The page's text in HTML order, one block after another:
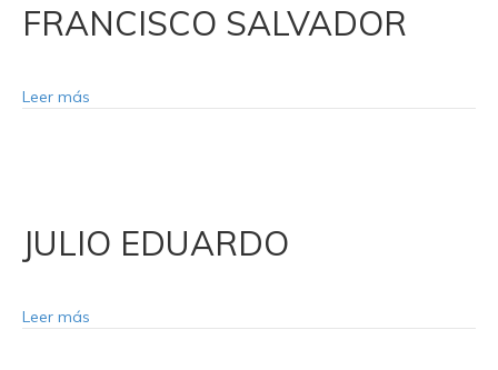
FRANCISCO SALVADOR
Leer más
JULIO EDUARDO
Leer más